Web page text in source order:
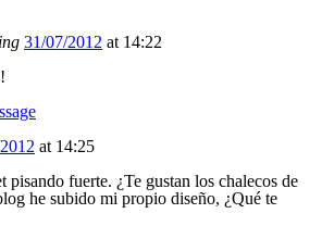
31/07/2012 at 14:22
at 14:25
pisando fuerte. ¿Te gustan los chalecos de
he subido mi propio diseño, ¿Qué te